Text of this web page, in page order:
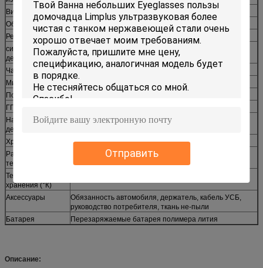
Отправить
Видео- формат
Обжатие
Х.264
Режим ТВ
ПАЛ/НТСК
система
деятельности
Виндовс 2000/СП/Виста
Частота
50Хз/60Хз
Мик
Разъем
Поддержка УСБ
УСБ 2,0
ГПС
Напряжение тока
деятельности
5В 500мА
Хранение
Мини карта СД (ТФ), максимальное 32ГБ
Рабочая
температура
0°К | +60°К
Температура
хранения (°К)
Аксессуары
Обязанность автомобиля, держатель, кабель УСБ,
руководство потребителя, ткань не-пыли
Батарея
Перезаряжаемые батарея полимера лития
Описание: